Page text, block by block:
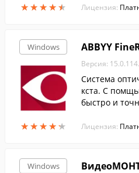
★★★★★
★★★★★
ю
Лицензия:
Windows
★★★★★
★★★★★
ABBYY
Версия:
Cистема
кста. С
быстро и
рафии
Лицензия:
Windows